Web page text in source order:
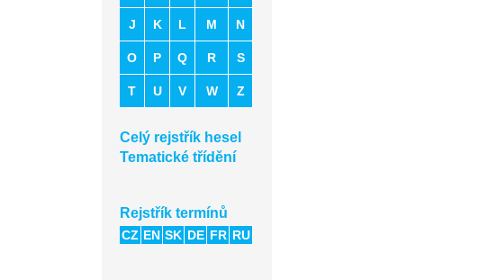
J K L M N
O P Q R S
T U V W Z
Celý rejstřík hesel
Tematické třídění
Rejstřík termínů
CZ EN SK DE FR RU